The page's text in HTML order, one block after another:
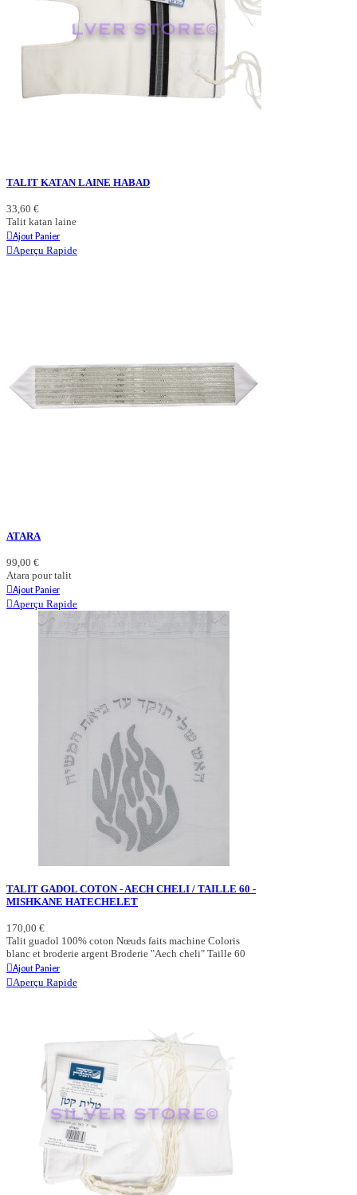
TALIT KATAN LAINE HABAD
33,60 €
Talit katan laine
Ajout Panier
Aperçu Rapide
ATARA
99,00 €
Atara pour talit
Ajout Panier
Aperçu Rapide
TALIT GADOL COTON - AECH CHELI / TAILLE 60 -
MISHKANE HATECHELET
170,00 €
Talit guadol 100% coton Nœuds faits machine Coloris
blanc et broderie argent Broderie "Aech cheli" Taille 60
Ajout Panier
Aperçu Rapide